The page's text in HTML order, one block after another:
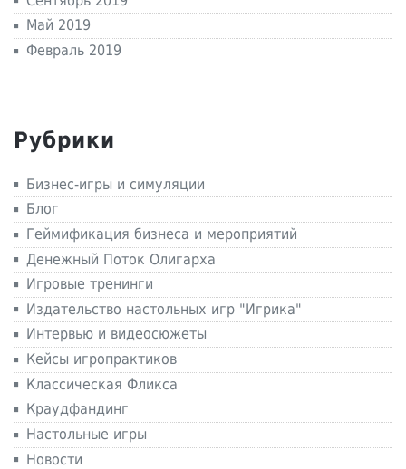
Май 2019
Февраль 2019
Рубрики
Бизнес-игры и симуляции
Блог
Геймификация бизнеса и мероприятий
Денежный Поток Олигарха
Игровые тренинги
Издательство настольных игр "Игрика"
Интервью и видеосюжеты
Кейсы игропрактиков
Классическая Фликса
Краудфандинг
Настольные игры
Новости